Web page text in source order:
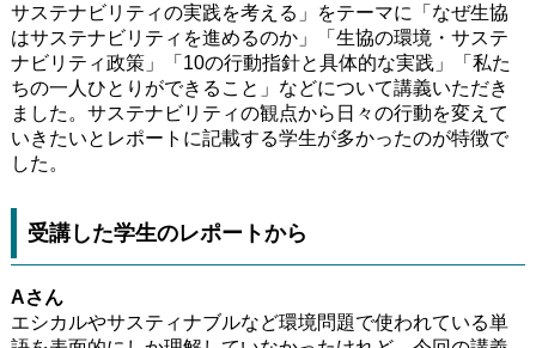
サステナビリティの実践を考える」をテーマに「なぜ生協
はサステナビリティを進めるのか」「生協の環境・サステ
ナビリティ政策」「10の行動指針と具体的な実践」「私た
ちの一人ひとりができること」などについて講義いただき
ました。サステナビリティの観点から日々の行動を変えて
いきたいとレポートに記載する学生が多かったのが特徴で
した。
受講した学生のレポートから
Aさん
エシカルやサスティナブルなど環境問題で使われている単